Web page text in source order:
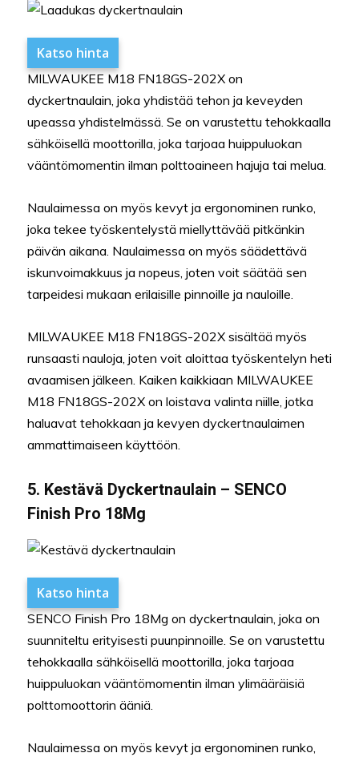
Katso hinta
MILWAUKEE M18 FN18GS-202X on
dyckertnaulain, joka yhdistää tehon ja keveyden
upeassa yhdistelmässä. Se on varustettu tehokkaalla
sähköisellä moottorilla, joka tarjoaa huippuluokan
vääntömomentin ilman polttoaineen hajuja tai melua.
Naulaimessa on myös kevyt ja ergonominen runko,
joka tekee työskentelystä miellyttävää pitkänkin
päivän aikana. Naulaimessa on myös säädettävä
iskunvoimakkuus ja nopeus, joten voit säätää sen
tarpeidesi mukaan erilaisille pinnoille ja nauloille.
MILWAUKEE M18 FN18GS-202X sisältää myös
runsaasti nauloja, joten voit aloittaa työskentelyn heti
avaamisen jälkeen. Kaiken kaikkiaan MILWAUKEE
M18 FN18GS-202X on loistava valinta niille, jotka
haluavat tehokkaan ja kevyen dyckertnaulaimen
ammattimaiseen käyttöön.
5. Kestävä Dyckertnaulain – SENCO
Finish Pro 18Mg
Katso hinta
SENCO Finish Pro 18Mg on dyckertnaulain, joka on
suunniteltu erityisesti puunpinnoille. Se on varustettu
tehokkaalla sähköisellä moottorilla, joka tarjoaa
huippuluokan vääntömomentin ilman ylimääräisiä
polttomoottorin ääniä.
Naulaimessa on myös kevyt ja ergonominen runko,